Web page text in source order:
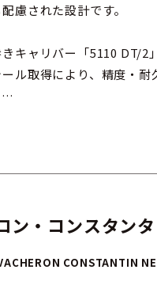
慮された設計です。
キャリバー「5110 DT/2
ル取得により、精度・
えてラバーストラップが
ン・コンスタン
CONSTANTIN